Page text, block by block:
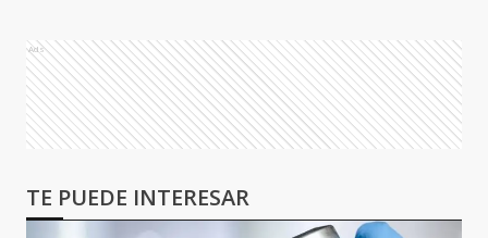
Ads
TE PUEDE INTERESAR